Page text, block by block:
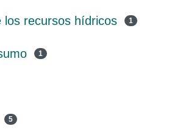
los recursos hídricos 1
1
5